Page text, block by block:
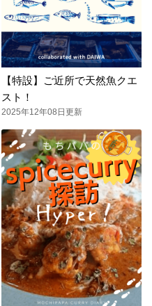
【特設】ご近所で天然魚クエ
スト！
2025年12年08日更新